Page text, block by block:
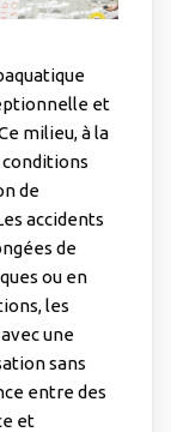
et
milieu, à la
de
accidents
de
ou en
les
une
sans
entre des
et